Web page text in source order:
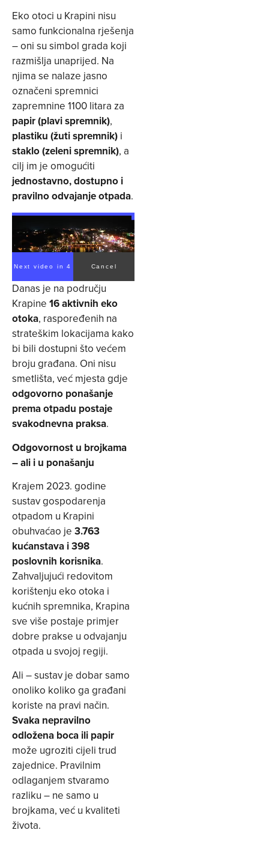
Eko otoci u Krapini nisu
samo funkcionalna rješenja
– oni su simbol grada koji
razmišlja unaprijed. Na
njima se nalaze jasno
označeni spremnici
zapremnine 1100 litara za
papir (plavi spremnik),
plastiku (žuti spremnik) i
staklo (zeleni spremnik), a
cilj im je omogućiti
jednostavno, dostupno i
pravilno odvajanje otpada.
Next video in 4 Cancel
Danas je na području
Krapine 16 aktivnih eko
otoka, raspoređenih na
strateškim lokacijama kako
bi bili dostupni što većem
broju građana. Oni nisu
smetlišta, već mjesta gdje
odgovorno ponašanje
prema otpadu postaje
svakodnevna praksa.
Odgovornost u brojkama
– ali i u ponašanju
Krajem 2023. godine
sustav gospodarenja
otpadom u Krapini
obuhvaćao je 3.763
kućanstava i 398
poslovnih korisnika.
Zahvaljujući redovitom
korištenju eko otoka i
kućnih spremnika, Krapina
sve više postaje primjer
dobre prakse u odvajanju
otpada u svojoj regiji.
Ali – sustav je dobar samo
onoliko koliko ga građani
koriste na pravi način.
Svaka nepravilno
odložena boca ili papir
može ugroziti cijeli trud
zajednice. Pravilnim
odlaganjem stvaramo
razliku – ne samo u
brojkama, već u kvaliteti
života.